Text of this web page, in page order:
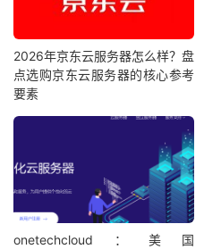
2026年京东云服务器怎么样？盘
点选购京东云服务器的核心参考
要素
onetechcloud：美国